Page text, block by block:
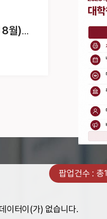
팝업건수 : 총1
월)
데이터이(가) 없습니다.